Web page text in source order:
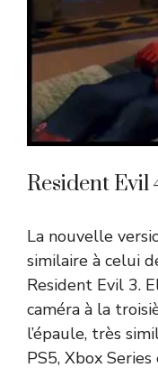
Resident Evil
La nouvelle
similaire à celui
Resident Evil 3.
caméra à la
l’épaule, très
PS5, Xbox Series